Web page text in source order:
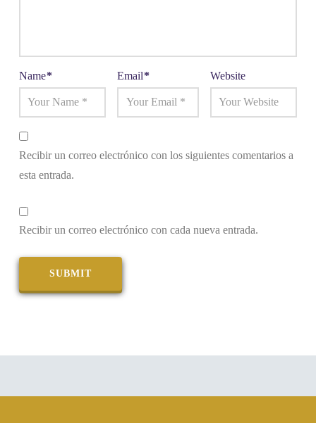
Name* Email* Website
Recibir un correo electrónico con los siguientes comentarios a
esta entrada.
Recibir un correo electrónico con cada nueva entrada.